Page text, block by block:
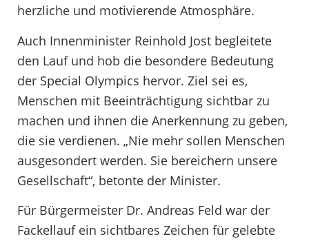
herzliche und motivierende Atmosphäre.
Auch Innenminister Reinhold Jost begleitete
den Lauf und hob die besondere Bedeutung
der Special Olympics hervor. Ziel sei es,
Menschen mit Beeinträchtigung sichtbar zu
machen und ihnen die Anerkennung zu geben,
die sie verdienen. „Nie mehr sollen Menschen
ausgesondert werden. Sie bereichern unsere
Gesellschaft“, betonte der Minister.
Für Bürgermeister Dr. Andreas Feld war der
Fackellauf ein sichtbares Zeichen für gelebte